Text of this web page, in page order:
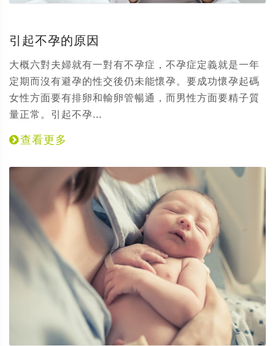
引起不孕的原因
大概六對夫婦就有一對有不孕症，不孕症定義就是一年
定期而沒有避孕的性交後仍未能懷孕。要成功懷孕起碼
女性方面要有排卵和輸卵管暢通，而男性方面要精子質
量正常。引起不孕...
查看更多